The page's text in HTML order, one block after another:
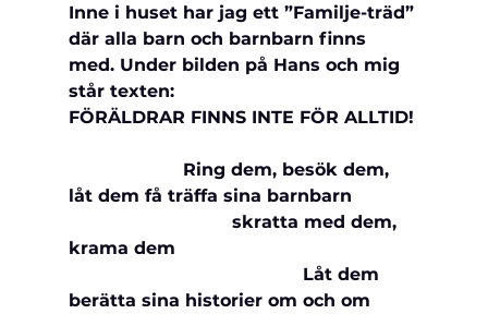
Inne i huset har jag ett ”Familje-träd”
där alla barn och barnbarn finns
med. Under bilden på Hans och mig
står texten:
FÖRÄLDRAR FINNS INTE FÖR ALLTID!
Ring dem, besök dem,
låt dem få träffa sina barnbarn
skratta med dem,
krama dem
Låt dem
berätta sina historier om och om